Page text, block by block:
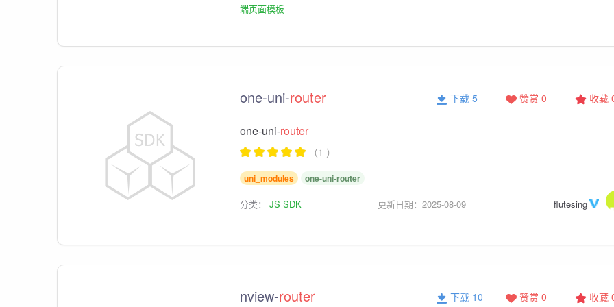
端页面模板
one-uni-router 收藏
赞赏 0
下载 5
one-uni-router
（1 ）
uni_modules one-uni-router
分类： JS SDK 更新日期：2025-08-09 flutesing
nview-router 收藏
赞赏 0
下载 10